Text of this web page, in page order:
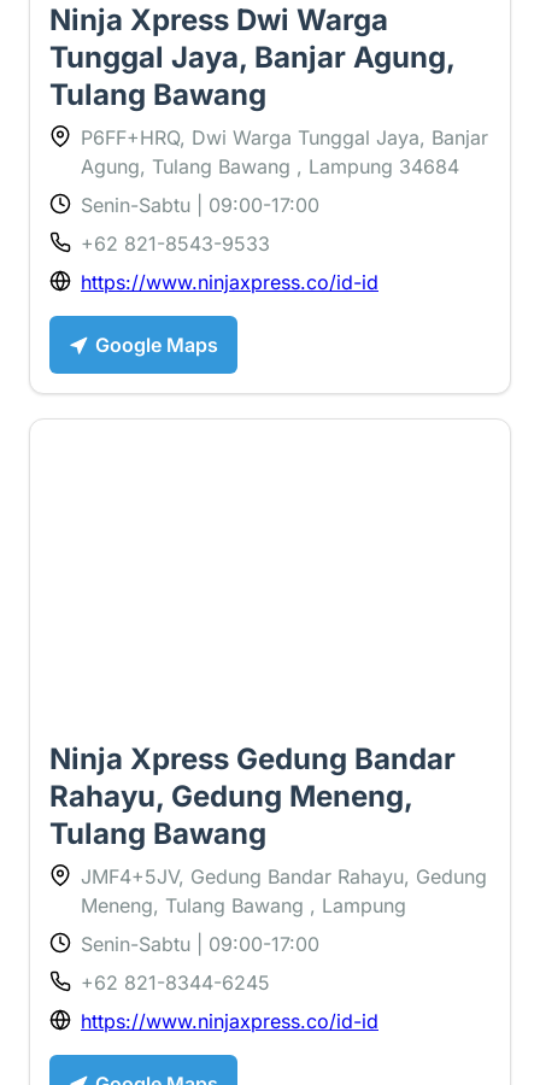
Ninja Xpress Dwi Warga
Tunggal Jaya, Banjar Agung,
Tulang Bawang
P6FF+HRQ, Dwi Warga Tunggal Jaya, Banjar
Agung, Tulang Bawang , Lampung 34684
Senin-Sabtu | 09:00-17:00
+62 821-8543-9533
https://www.ninjaxpress.co/id-id
Google Maps
Ninja Xpress Gedung Bandar
Rahayu, Gedung Meneng,
Tulang Bawang
JMF4+5JV, Gedung Bandar Rahayu, Gedung
Meneng, Tulang Bawang , Lampung
Senin-Sabtu | 09:00-17:00
+62 821-8344-6245
https://www.ninjaxpress.co/id-id